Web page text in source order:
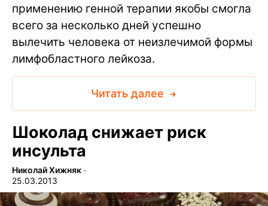
применению генной терапии якобы смогла
всего за несколько дней успешно
вылечить человека от неизлечимой формы
лимфобластного лейкоза.
Читать далее
Шоколад снижает риск
инсульта
Николай Хижняк ∙
25.03.2013